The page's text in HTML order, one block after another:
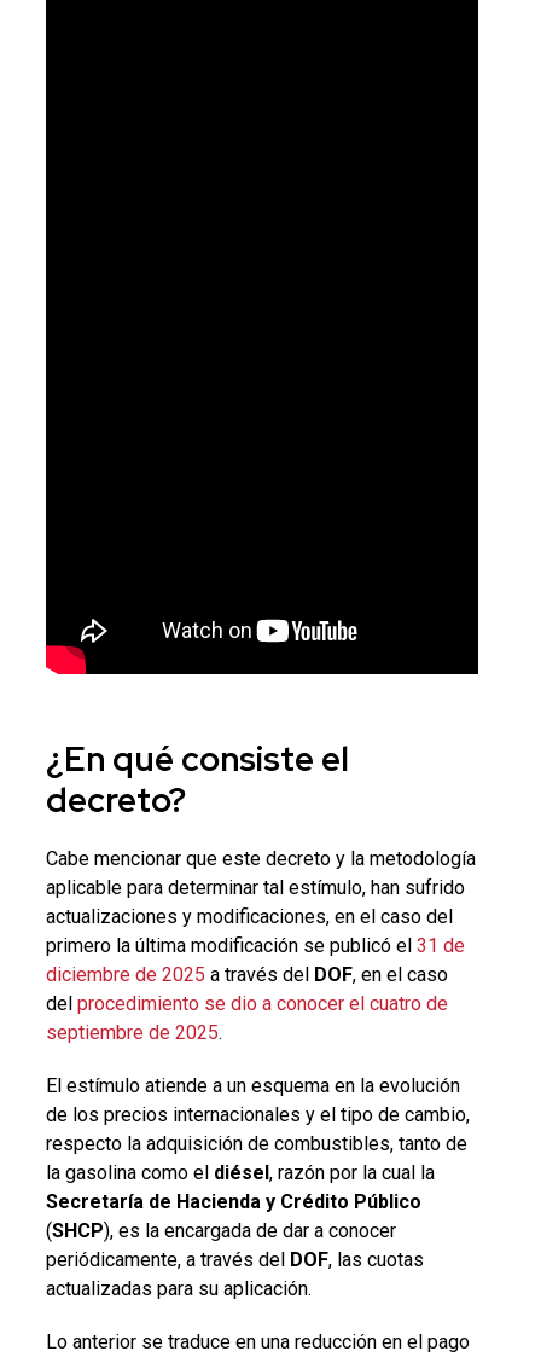
¿En qué consiste el
decreto?
Cabe mencionar que este decreto y la metodología
aplicable para determinar tal estímulo, han sufrido
actualizaciones y modificaciones, en el caso del
primero la última modificación se publicó el31 de
diciembre de 2025 a través del DOF, en el caso
delprocedimiento se dio a conocer el cuatro de
septiembre de 2025.
El estímulo atiende a un esquema en la evolución
de los precios internacionales y el tipo de cambio,
respecto la adquisición de combustibles, tanto de
la gasolina como el diésel, razón por la cual la
Secretaría de Hacienda y Crédito Público
(SHCP), es la encargada de dar a conocer
periódicamente, a través del DOF, las cuotas
actualizadas para su aplicación.
Lo anterior se traduce en una reducción en el pago